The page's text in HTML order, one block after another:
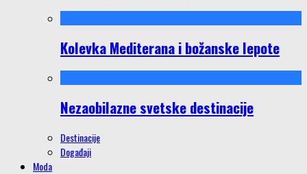
Kolevka Mediterana i božanske lepote
Nezaobilazne svetske destinacije
Destinacije
Događaji
Moda